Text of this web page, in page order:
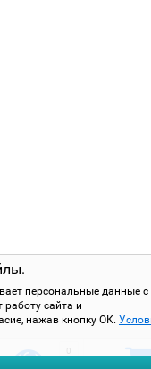
персональные данные с
сайта и
нажав кнопку ОК.